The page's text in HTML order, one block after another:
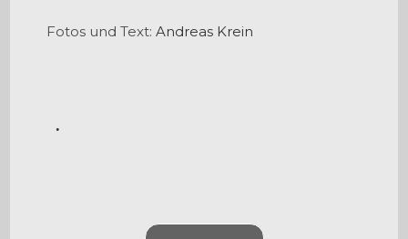
Fotos und Text:Andreas Krein
.